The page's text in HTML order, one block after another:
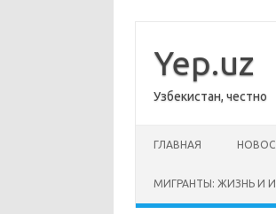
содержимому
Yep.uz
Узбекистан, честно
ГЛАВНАЯ
МИГРАНТЫ: ЖИЗНЬ И